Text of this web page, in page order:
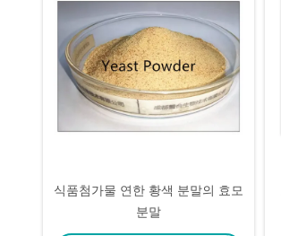
식품첨가물 연한 황색 분말의 효모
분말